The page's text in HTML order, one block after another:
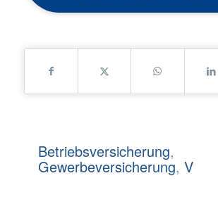
Betriebsversicherung,
Gewerbeversicherung, V